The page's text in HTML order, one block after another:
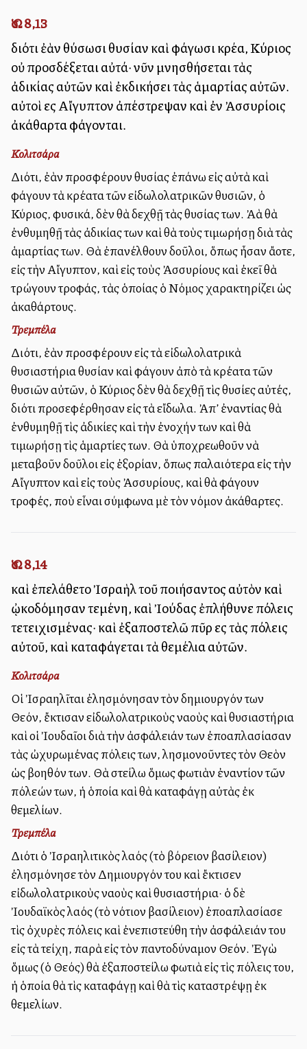
Ὡσ. 8,13
διότι ἐὰν θύσωσι θυσίαν καὶ φάγωσι κρέα, Κύριος
οὐ προσδέξεται αὐτά· νῦν μνησθήσεται τὰς
ἀδικίας αὐτῶν καὶ ἐκδικήσει τὰς ἁμαρτίας αὐτῶν.
αὐτοὶ εἰς Αἴγυπτον ἀπέστρεψαν καὶ ἐν Ἀσσυρίοις
ἀκάθαρτα φάγονται.
Κολιτσάρα
Διότι, ἐὰν προσφέρουν θυσίας ἐπάνω εἰς αὐτὰ καὶ
φάγουν τὰ κρέατα τῶν εἰδωλολατρικῶν θυσιῶν, ὁ
Κύριος, φυσικά, δὲν θὰ δεχθῇ τὰς θυσίας των. Ἀλλὰ θὰ
ἐνθυμηθῇ τὰς ἀδικίας των καὶ θὰ τοὺς τιμωρήσῃ διὰ τὰς
ἁμαρτίας των. Θὰ ἐπανέλθουν δοῦλοι, ὅπως ἦσαν ἄλλοτε,
εἰς τὴν Αἴγυπτον, καὶ εἰς τοὺς Ἀσσυρίους καὶ ἐκεῖ θὰ
τρώγουν τροφάς, τὰς ὁποίας ὁ Νόμος χαρακτηρίζει ὡς
ἀκαθάρτους.
Τρεμπέλα
Διότι, ἐὰν προσφέρουν εἰς τὰ εἰδωλολατρικὰ
θυσιαστήρια θυσίαν καὶ φάγουν ἀπὸ τὰ κρέατα τῶν
θυσιῶν αὐτῶν, ὁ Κύριος δὲν θὰ δεχθῇ τὶς θυσίες αὐτές,
διότι προσεφέρθησαν εἰς τὰ εἴδωλα. Ἀπ’ ἐναντίας θὰ
ἐνθυμηθῇ τὶς ἀδικίες καὶ τὴν ἐνοχήν των καὶ θὰ
τιμωρήσῃ τὶς ἁμαρτίες των. Θὰ ὑποχρεωθοῦν νὰ
μεταβοῦν δοῦλοι εἰς ἐξορίαν, ὅπως παλαιότερα εἰς τὴν
Αἴγυπτον καὶ εἰς τοὺς Ἀσσυρίους, καὶ θὰ φάγουν
τροφές, ποὺ εἶναι σύμφωνα μὲ τὸν νόμον ἀκάθαρτες.
Ὡσ. 8,14
καὶ ἐπελάθετο Ἰσραὴλ τοῦ ποιήσαντος αὐτὸν καὶ
ᾠκοδόμησαν τεμένη, καὶ Ἰούδας ἐπλήθυνε πόλεις
τετειχισμένας· καὶ ἐξαποστελῶ πῦρ εἰς τὰς πόλεις
αὐτοῦ, καὶ καταφάγεται τὰ θεμέλια αὐτῶν.
Κολιτσάρα
Οἱ Ἰσραηλῖται ἐλησμόνησαν τὸν δημιουργόν των
Θεόν, ἔκτισαν εἰδωλολατρικοὺς ναοὺς καὶ θυσιαστήρια
καὶ οἱ Ἰουδαῖοι διὰ τὴν ἀσφάλειάν των ἐπολλαπλασίασαν
τὰς ὠχυρωμένας πόλεις των, λησμονοῦντες τὸν Θεὸν
ὡς βοηθόν των. Θὰ στείλω ὅμως φωτιὰν ἐναντίον τῶν
πόλεών των, ἡ ὁποία καὶ θὰ καταφάγῃ αὐτὰς ἐκ
θεμελίων.
Τρεμπέλα
Διότι ὁ Ἰσραηλιτικὸς λαός (τὸ βόρειον βασίλειον)
ἐλησμόνησε τὸν Δημιουργόν του καὶ ἔκτισεν
εἰδωλολατρικοὺς ναοὺς καὶ θυσιαστήρια· ὁ δὲ
Ἰουδαϊκὸς λαός (τὸ νότιον βασίλειον) ἐπολλαπλασίασε
τὶς ὀχυρὲς πόλεις καὶ ἐνεπιστεύθη τὴν ἀσφάλειάν του
εἰς τὰ τείχη, παρὰ εἰς τὸν παντοδύναμον Θεόν. Ἐγὼ
ὅμως (ὁ Θεός) θὰ ἐξαποστείλω φωτιὰ εἰς τὶς πόλεις του,
ἡ ὁποία θὰ τὶς καταφάγῃ καὶ θὰ τὶς καταστρέψῃ ἐκ
θεμελίων.